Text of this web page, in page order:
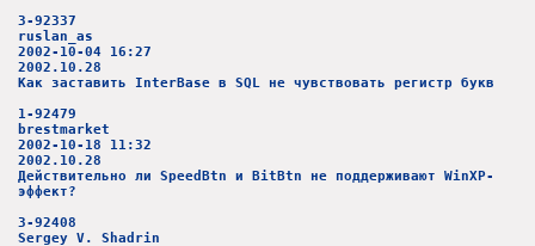
3-92337
ruslan_as
2002-10-04 16:27
2002.10.28
Как заставить InterBase в SQL не чувствовать регистр букв
1-92479
brestmarket
2002-10-18 11:32
2002.10.28
Действительно ли SpeedBtn и BitBtn не поддерживают WinXP-
эффект?
3-92408
Sergey V. Shadrin